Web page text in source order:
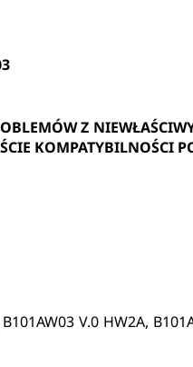
Z
KOMPATYBILNOŚCI
V.0 HW2A,